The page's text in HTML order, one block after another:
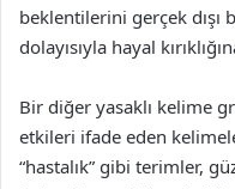
beklentilerini gerçek dışı
dolayısıyla hayal
Bir diğer yasaklı kelime
etkileri ifade eden
“hastalık” gibi terimler,